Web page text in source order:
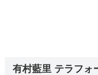
有村藍里 テラフォ